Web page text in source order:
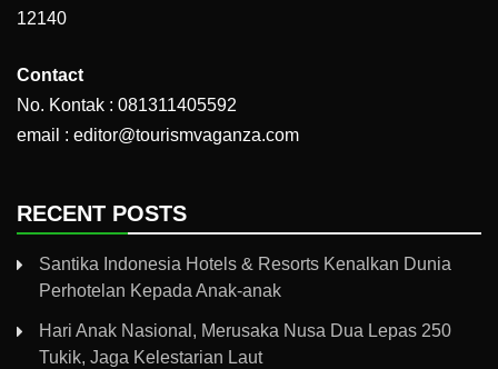
12140
Contact
No. Kontak : 081311405592
email : editor@tourismvaganza.com
RECENT POSTS
Santika Indonesia Hotels & Resorts Kenalkan Dunia
Perhotelan Kepada Anak-anak
Hari Anak Nasional, Merusaka Nusa Dua Lepas 250
Tukik, Jaga Kelestarian Laut